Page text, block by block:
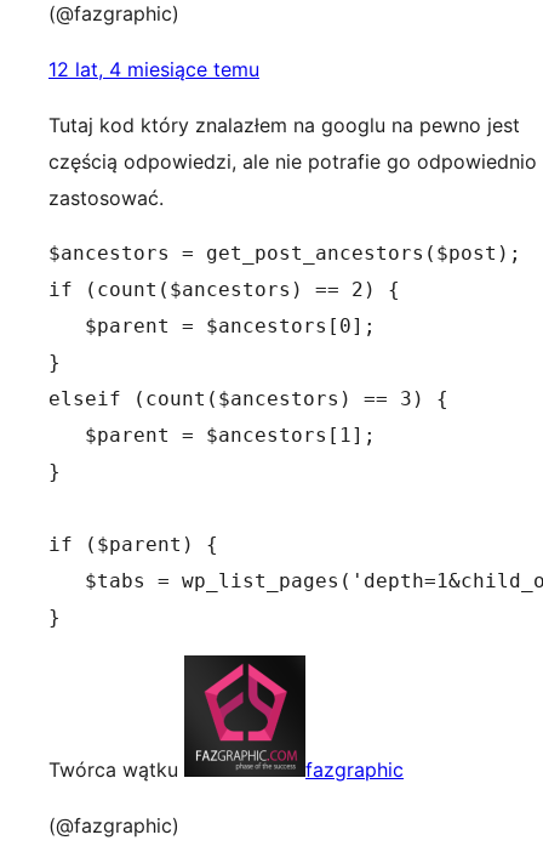
(@fazgraphic)
12 lat, 4 miesiące temu
Tutaj kod który znalazłem na googlu na pewno jest
częścią odpowiedzi, ale nie potrafie go odpowiednio
zastosować.
$ancestors = get_post_ancestors($post);
if (count($ancestors) == 2) {
   $parent = $ancestors[0];
}
elseif (count($ancestors) == 3) {
   $parent = $ancestors[1];
}
if ($parent) {
$tabs =
}
Twórca wątku fazgraphic
(@fazgraphic)